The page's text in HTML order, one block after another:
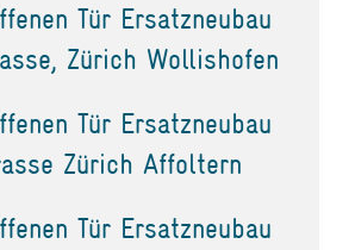
Tür Ersatzneubau
Zürich Wollishofen
Tür Ersatzneubau
Zürich Affoltern
Tür Ersatzneubau